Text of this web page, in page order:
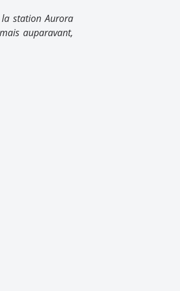
station Aurora
auparavant,